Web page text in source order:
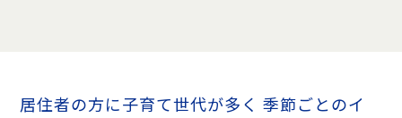
居住者の方に子育て世代が多く 季節ごとのイ